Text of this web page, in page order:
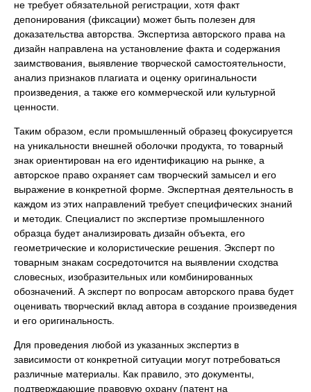
не требует обязательной регистрации, хотя факт
депонирования (фиксации) может быть полезен для
доказательства авторства. Экспертиза авторского права на
дизайн направлена на установление факта и содержания
заимствования, выявление творческой самостоятельности,
анализ признаков плагиата и оценку оригинальности
произведения, а также его коммерческой или культурной
ценности.
Таким образом, если промышленный образец фокусируется
на уникальности внешней оболочки продукта, то товарный
знак ориентирован на его идентификацию на рынке, а
авторское право охраняет сам творческий замысел и его
выражение в конкретной форме. Экспертная деятельность в
каждом из этих направлений требует специфических знаний
и методик. Специалист по экспертизе промышленного
образца будет анализировать дизайн объекта, его
геометрические и колористические решения. Эксперт по
товарным знакам сосредоточится на выявлении сходства
словесных, изобразительных или комбинированных
обозначений. А эксперт по вопросам авторского права будет
оценивать творческий вклад автора в создание произведения
и его оригинальность.
Для проведения любой из указанных экспертиз в
зависимости от конкретной ситуации могут потребоваться
различные материалы. Как правило, это документы,
подтверждающие правовую охрану (патент на